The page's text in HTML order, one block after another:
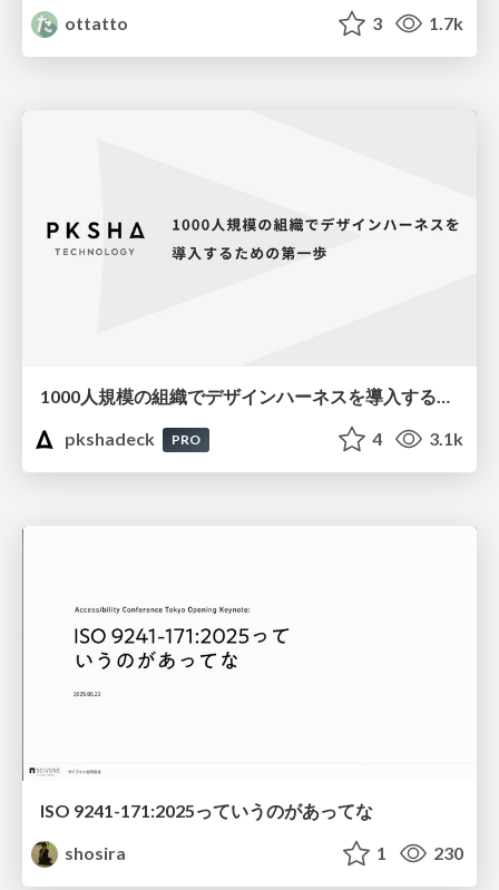
ottatto
3 1.7k
pkshadeck
PRO 4 3.1k
ISO 9241-171:2025っていうのがあってな
shosira
1 230